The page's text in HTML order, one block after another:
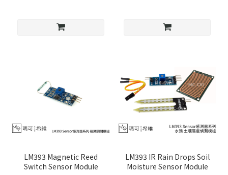
LM393 Magnetic Reed
Switch Sensor Module
LM393 IR Rain Drops Soil
Moisture Sensor Module